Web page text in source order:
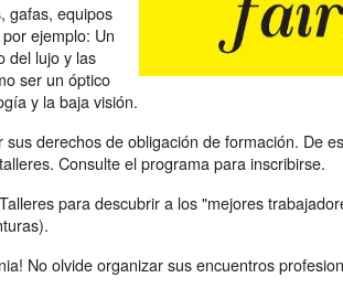
gafas, equipos
ejemplo: Un
del lujo y las
ser un óptico
y la baja visión.
derechos de obligación de formación. De
Consulte el programa para inscribirse.
para descubrir a los "mejores
No olvide organizar sus encuentros